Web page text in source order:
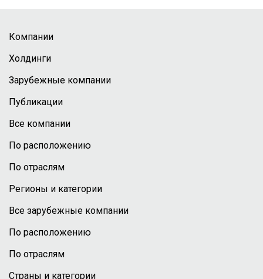
Компании
Холдинги
Зарубежные компании
Публикации
Все компании
По расположению
По отраслям
Регионы и категории
Все зарубежные компании
По расположению
По отраслям
Страны и категории